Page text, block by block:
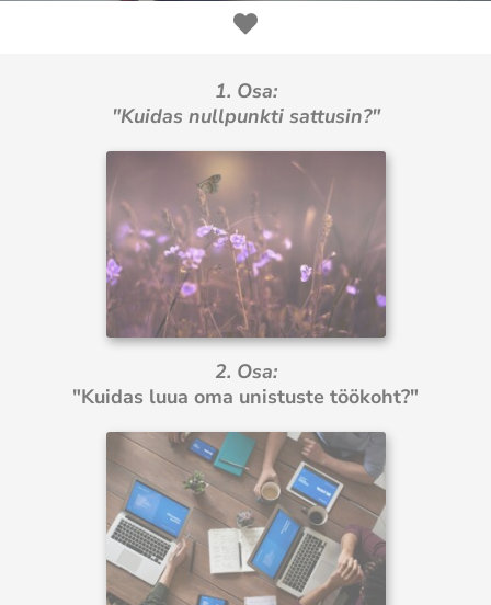
1. Osa:
"Kuidas nullpunkti sattusin?"
2. Osa:
"Kuidas luua oma unistuste töökoht?"